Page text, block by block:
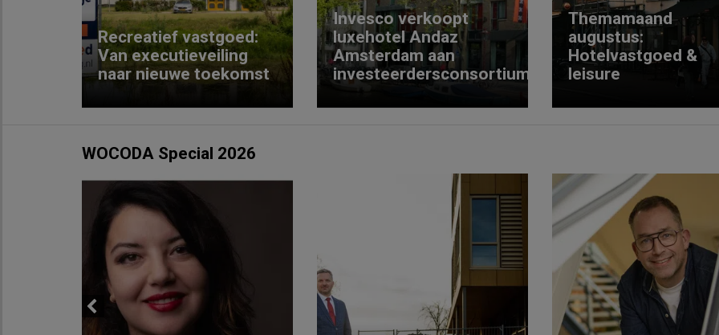
Recreatief vastgoed:
Van executieveiling
naar nieuwe toekomst
Invesco verkoopt
luxehotel Andaz
Amsterdam aan
investeerdersconsortium
Themamaand
augustus:
Hotelvastgoed &
leisure
WOCODA Special 2026
Previous